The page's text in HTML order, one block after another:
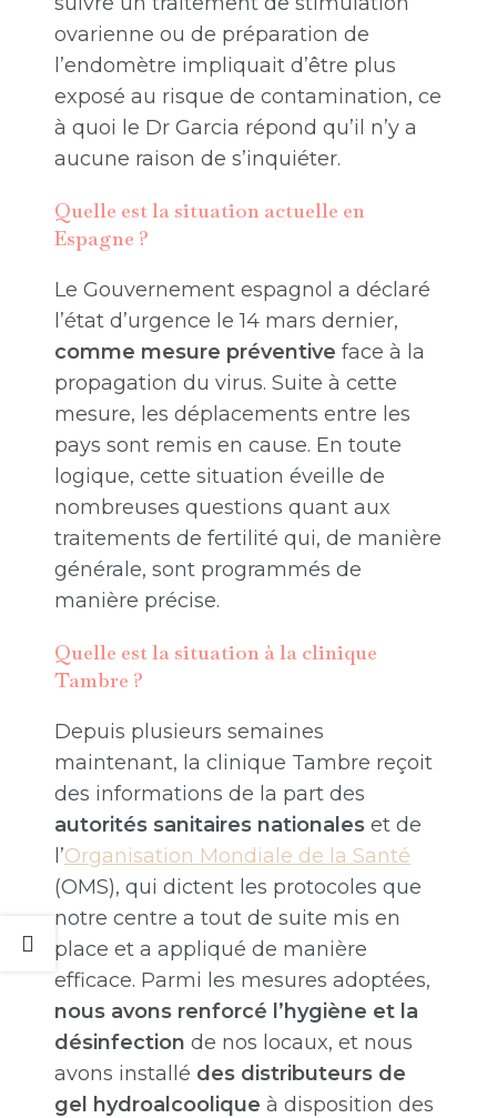
ovarienne ou de préparation de
l’endomètre impliquait d’être plus
exposé au risque de contamination, ce
à quoi le Dr Garcia répond qu’il n’y a
aucune raison de s’inquiéter.
Quelle est la situation actuelle en
Espagne ?
Le Gouvernement espagnol a déclaré
l’état d’urgence le 14 mars dernier,
comme mesure préventive face à la
propagation du virus. Suite à cette
mesure, les déplacements entre les
pays sont remis en cause. En toute
logique, cette situation éveille de
nombreuses questions quant aux
traitements de fertilité qui, de manière
générale, sont programmés de
manière précise.
Quelle est la situation à la clinique
Tambre ?
Depuis plusieurs semaines
maintenant, la clinique Tambre reçoit
des informations de la part des
autorités sanitaires nationales et de
l’Organisation Mondiale de la Santé
(OMS), qui dictent les protocoles que
notre centre a tout de suite mis en
place et a appliqué de manière
efficace. Parmi les mesures adoptées,
nous avons renforcé l’hygiène et la
désinfection de nos locaux, et nous
avons installé des distributeurs de
gel hydroalcoolique à disposition des